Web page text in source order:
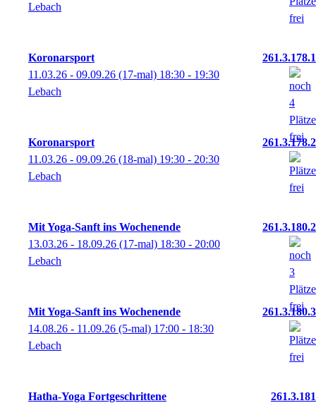
Lebach
Koronarsport
261.3.178.1
11.03.26 - 09.09.26 (17-mal) 18:30 - 19:30
Lebach
Koronarsport
261.3.178.2
11.03.26 - 09.09.26 (18-mal) 19:30 - 20:30
Lebach
Mit Yoga-Sanft ins Wochenende
261.3.180.2
13.03.26 - 18.09.26 (17-mal) 18:30 - 20:00
Lebach
Mit Yoga-Sanft ins Wochenende
261.3.180.3
14.08.26 - 11.09.26 (5-mal) 17:00 - 18:30
Lebach
Hatha-Yoga Fortgeschrittene
261.3.181